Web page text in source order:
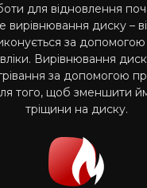
для відновлення
вирівнювання диску –
за
Вирівнювання
за допомогою
того, щоб зменшити
тріщини на диску.